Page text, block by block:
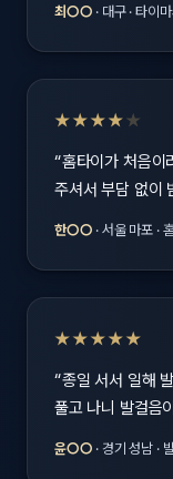
최○○ · 대구 · 타이
★★★★ ★
“홈타이가 처음이
주셔서 부담 없이
한○○ · 서울 마포 ·
★★★★★
“종일 서서 일해
풀고 나니 발걸음
윤○○ · 경기 성남 ·